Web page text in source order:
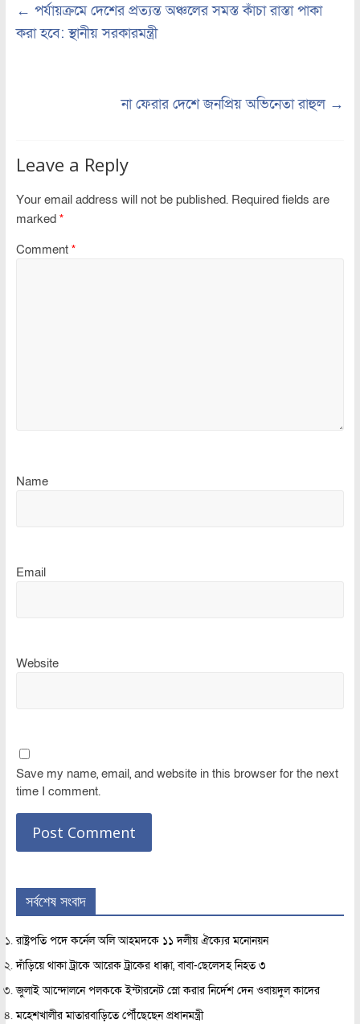
← পর্যায়ক্রমে দেশের প্রত্যন্ত অঞ্চলের সমস্ত কাঁচা রাস্তা পাকা
করা হবে: স্থানীয় সরকারমন্ত্রী
না ফেরার দেশে জনপ্রিয় অভিনেতা রাহুল →
Leave a Reply
Your email address will not be published. Required fields are
marked *
Comment *
Name
Email
Website
Save my name, email, and website in this browser for the next
time I comment.
সর্বশেষ সংবাদ
রাষ্ট্রপতি পদে কর্নেল অলি আহমদকে ১১ দলীয় ঐক্যের মনোনয়ন
দাঁড়িয়ে থাকা ট্রাকে আরেক ট্রাকের ধাক্কা, বাবা-ছেলেসহ নিহত ৩
জুলাই আন্দোলনে পলককে ইন্টারনেট স্লো করার নির্দেশ দেন ওবায়দুল কাদের
মহেশখালীর মাতারবাড়িতে পৌঁছেছেন প্রধানমন্ত্রী